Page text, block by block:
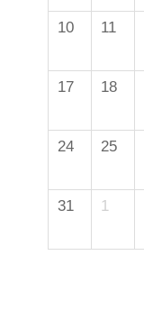
10 11
17 18
24 25
31 1